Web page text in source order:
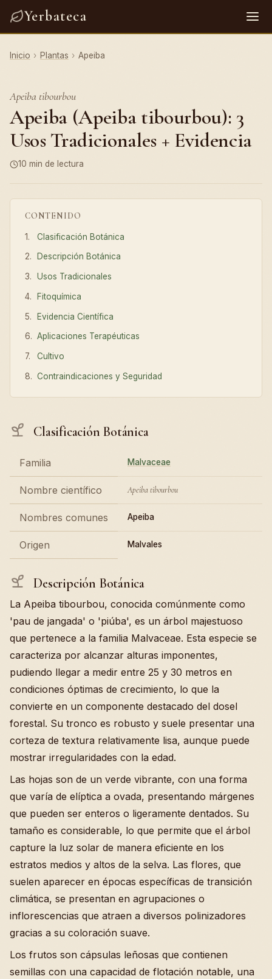
Yerbateca
Inicio › Plantas › Apeiba
Apeiba tibourbou
Apeiba (Apeiba tibourbou): 3
Usos Tradicionales + Evidencia
10 min de lectura
CONTENIDO
Clasificación Botánica
Descripción Botánica
Usos Tradicionales
Fitoquímica
Evidencia Científica
Aplicaciones Terapéuticas
Cultivo
Contraindicaciones y Seguridad
Clasificación Botánica
Familia Malvaceae
Nombre científico Apeiba tibourbou
Nombres comunes Apeiba
Origen Malvales
Descripción Botánica
La Apeiba tibourbou, conocida comúnmente como
'pau de jangada' o 'piúba', es un árbol majestuoso
que pertenece a la familia Malvaceae. Esta especie se
caracteriza por alcanzar alturas imponentes,
pudiendo llegar a medir entre 25 y 30 metros en
condiciones óptimas de crecimiento, lo que la
convierte en un componente destacado del dosel
forestal. Su tronco es robusto y suele presentar una
corteza de textura relativamente lisa, aunque puede
mostrar irregularidades con la edad.
Las hojas son de un verde vibrante, con una forma
que varía de elíptica a ovada, presentando márgenes
que pueden ser enteros o ligeramente dentados. Su
tamaño es considerable, lo que permite que el árbol
capture la luz solar de manera eficiente en los
estratos medios y altos de la selva. Las flores, que
suelen aparecer en épocas específicas de transición
climática, se presentan en agrupaciones o
inflorescencias que atraen a diversos polinizadores
gracias a su coloración suave.
Los frutos son cápsulas leñosas que contienen
semillas con una capacidad de flotación notable, una